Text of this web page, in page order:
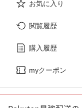
本・雑誌・コ
お気に入り
閲覧履歴
購入履歴
myクーポン